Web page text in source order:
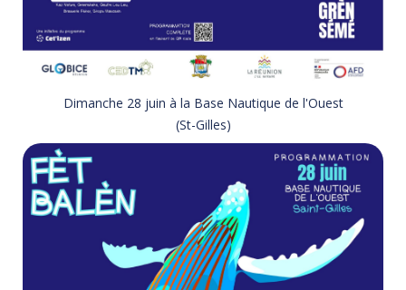
Dimanche 28 juin à la Base Nautique de l'Ouest
(St-Gilles)